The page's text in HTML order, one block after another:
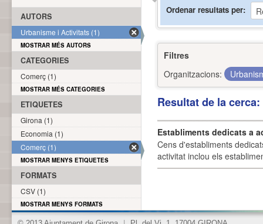
Ordenar resultats per
Filtres
Organitzacions:
Resultat de la
Establiments dedicats a
Cens d'establiments
activitat inclou els
AUTORS
Urbanisme i Activitats (1)
MOSTRAR MÉS AUTORS
CATEGORIES
Comerç (1)
MOSTRAR MÉS CATEGORIES
ETIQUETES
Girona (1)
Economia (1)
Comerç (1)
MOSTRAR MENYS ETIQUETES
FORMATS
CSV (1)
MOSTRAR MENYS FORMATS